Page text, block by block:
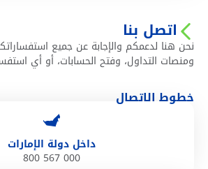
اتصل بنا
نحن هنا لدعمكم والإجابة عن جميع
ومنصات التداول، وفتح الحسابات، أو أي
خطوط الاتصال
داخل دولة الإمارات
800 567 000